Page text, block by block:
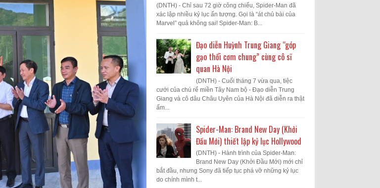
(DNTH) - Chỉ sau 72 giờ công chiếu, Spider-Man đã
xác lập nhiều kỷ lục ấn tượng. Gọi là “át chủ bài của
Marvel” quả không sai! Spider-Man: B...
Đạo diễn Huỳnh Trung Giang “góp
gạo thổi cơm chung” cùng cô sĩ
quan Hà Nội
(DNTH) - Cuối tháng 7 vừa qua, tiệc
cưới của chú rể miền Tây Nam bộ - Đạo diễn Trung
Giang và cô dâu Châu Uyên của Hà Nội đã diễn ra thật
ấm...
Spider-Man: Brand New Day (Khởi
Đầu Mới) thiết lập kỷ lục Hollywood
(DNTH) - Hành trình của Spider-Man:
Brand New Day (Khởi Đầu Mới) mới chỉ
bắt đầu, nhưng Sony đã tiếp tục phá vỡ những kỷ lục
do chính mình t...